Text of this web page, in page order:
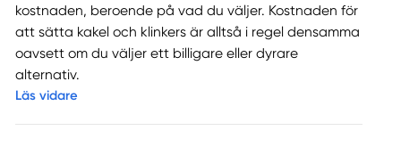
kostnaden, beroende på vad du väljer. Kostnaden för
att sätta kakel och klinkers är alltså i regel densamma
oavsett om du väljer ett billigare eller dyrare
alternativ.
Läs vidare